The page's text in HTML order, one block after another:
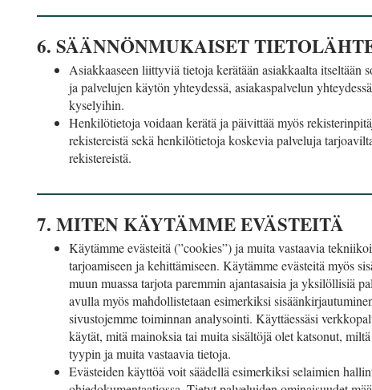
6. SÄÄNNÖNMUKAISET
Asiakkaaseen liittyviä tietoja kerätään asiakkaalta itseltään
ja palvelujen käytön yhteydessä, asiakaspalvelun
kyselyihin.
Henkilötietoja voidaan kerätä ja päivittää myös
rekistereistä sekä henkilötietoja koskevia palveluja
rekistereistä.
7. MITEN KÄYTÄMME EVÄSTEITÄ
Käytämme evästeitä (”cookies”) ja muita vastaavia
tarjoamiseen ja kehittämiseen. Käytämme evästeitä myös
muun muassa tarjota paremmin ajantasaisia ja yksilöllisiä
avulla myös mahdollistetaan esimerkiksi
sivustojemme toiminnan analysointi. Käyttäessäsi
käytät, mitä mainoksia tai muita sisältöjä olet katsonut,
tyypin ja muita vastaavia tietoja.
Evästeiden käyttöä voit säädellä esimerkiksi selaimien